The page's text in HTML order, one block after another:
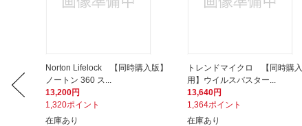
Norton Lifelock 【同時購入版】
ノートン 360 ス...
13,200円
1,320ポイント
在庫あり
トレンドマイクロ 【同時購入
用】ウイルスバスター...
13,640円
1,364ポイント
在庫あり